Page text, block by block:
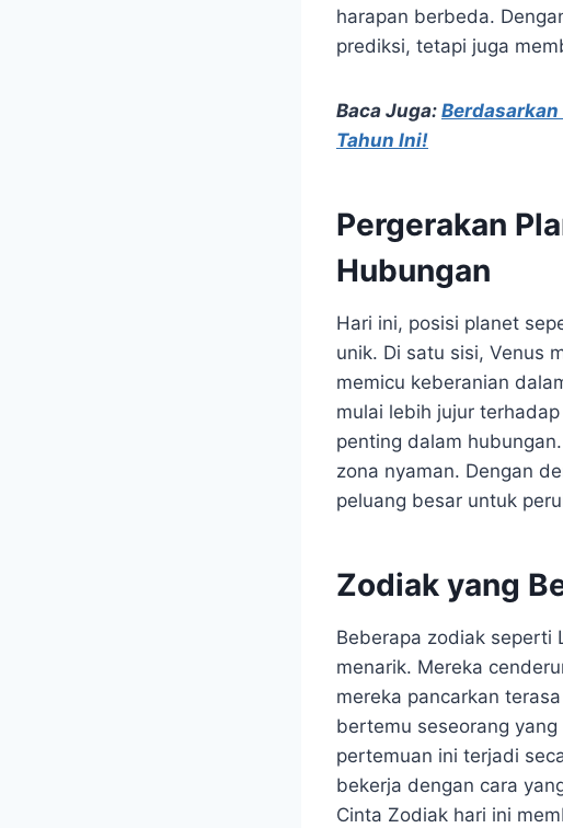
harapan berbeda.
prediksi, tetapi juga
Baca Juga:
Tahun Ini!
Pergerakan
Hubungan
Hari ini, posisi planet
unik. Di satu sisi, Venus
memicu keberanian
mulai lebih jujur
penting dalam
zona nyaman. Dengan
peluang besar untuk
Zodiak yang
Beberapa zodiak seperti
menarik. Mereka
mereka pancarkan
bertemu seseorang
pertemuan ini terjadi
bekerja dengan cara
Cinta Zodiak hari ini